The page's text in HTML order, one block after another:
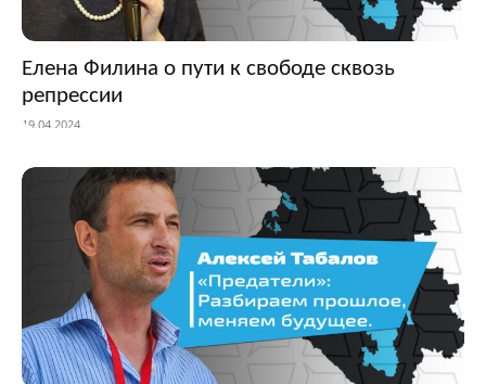
Елена Филина о пути к свободе сквозь
репрессии
19.04.2024